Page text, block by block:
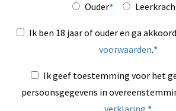
Ouder
Ik ben 18 jaar of ouder en ga
voorwaarden.
Ik geef toestemming voor het
persoonsgegevens in